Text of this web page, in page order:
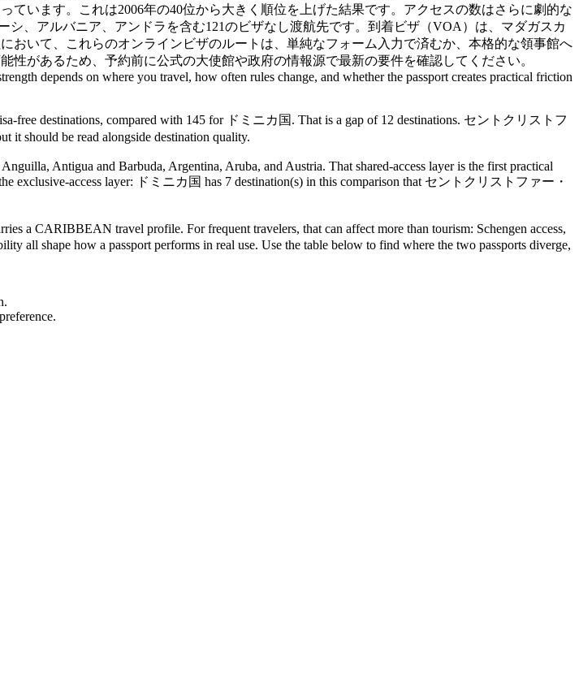
います。これは2006年の40位から大きく順位を上げた結果です。アクセスの数はさらに劇的な
、アルバニア、アンドラを含む121のビザなし渡航先です。到着ビザ（VOA）は、マダガスカ
おいて、これらのオンラインビザのルートは、単純なフォーム入力で済むか、本格的な領事館へ
があるため、予約前に公式の大使館や政府の情報源で最新の要件を確認してください。
depends on where you travel, how often rules change, and whether the passport creates practical friction
destinations, compared with 145 for ドミニカ国. That is a gap of 12 destinations. セントクリストフ
should be read alongside destination quality.
Antigua and Barbuda, Argentina, Aruba, and Austria. That shared-access layer is the first practical
exclusive-access layer: ドミニカ国 has 7 destination(s) in this comparison that セントクリストファー・
CARIBBEAN travel profile. For frequent travelers, that can affect more than tourism: Schengen access,
all shape how a passport performs in real use. Use the table below to find where the two passports diverge,